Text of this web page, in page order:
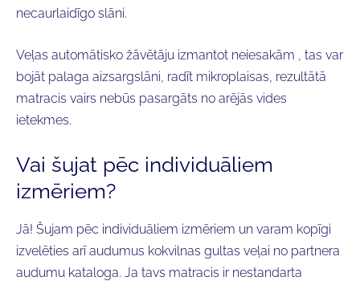
necaurlaidīgo slāni.
Veļas automātisko žāvētāju izmantot neiesakām , tas var
bojāt palaga aizsargslāni, radīt mikroplaisas, rezultātā
matracis vairs nebūs pasargāts no arējās vides
ietekmes.
Vai šujat pēc individuāliem
izmēriem?
Jā! Šujam pēc individuāliem izmēriem un varam kopīgi
izvelēties arī audumus kokvilnas gultas veļai no partnera
audumu kataloga. Ja tavs matracis ir nestandarta